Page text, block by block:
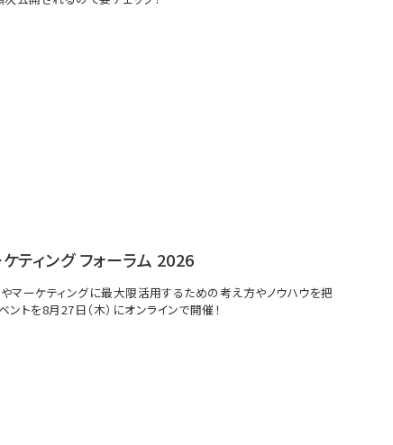
ティング フォーラム 2026
マーケティングに最大限活用するための考え方やノウハウを把
ントを8月27日（木）にオンラインで開催！